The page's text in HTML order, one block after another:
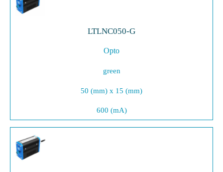
LTLNC050-G
Opto
green
50 (mm) x 15 (mm)
600 (mA)